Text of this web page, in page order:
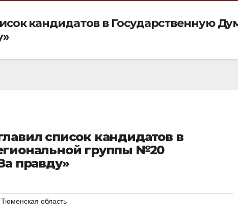
кандидатов в Государственную
список кандидатов в
группы №20
правду»
Тюменская область